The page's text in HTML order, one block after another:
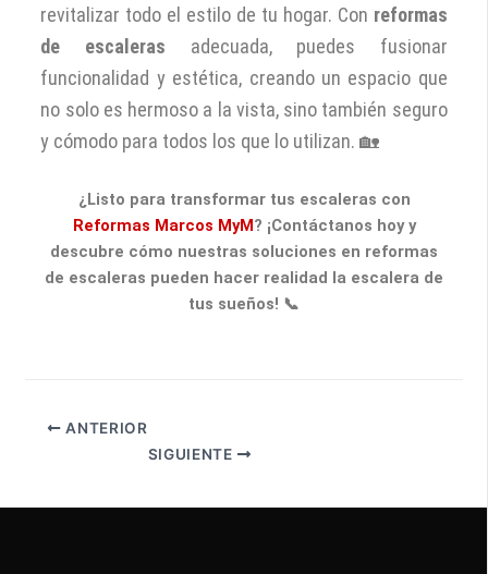
revitalizar todo el estilo de tu hogar. Con reformas
de escaleras adecuada, puedes fusionar
funcionalidad y estética, creando un espacio que
no solo es hermoso a la vista, sino también seguro
y cómodo para todos los que lo utilizan. 🏡
¿Listo para transformar tus escaleras con
Reformas Marcos MyM? ¡Contáctanos hoy y
descubre cómo nuestras soluciones en reformas
de escaleras pueden hacer realidad la escalera de
tus sueños! 📞
ANTERIOR
SIGUIENTE